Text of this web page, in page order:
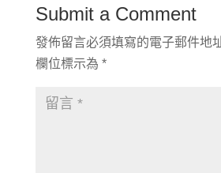
Submit a Comment
發佈留言必須填寫的電子郵件地
欄位標示為 *